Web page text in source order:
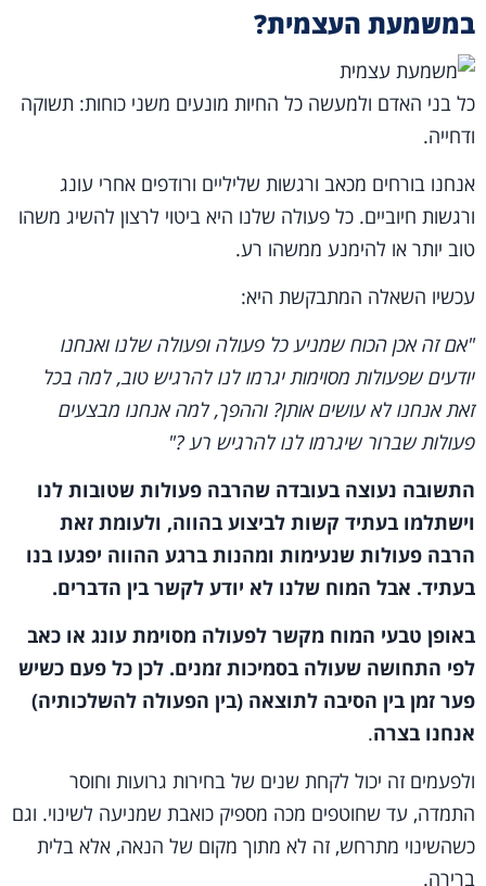
במשמעת העצמית?
כל בני האדם ולמעשה כל החיות מונעים משני כוחות: תשוקה
ודחייה.
אנחנו בורחים מכאב ורגשות שליליים ורודפים אחרי עונג
ורגשות חיוביים. כל פעולה שלנו היא ביטוי לרצון להשיג משהו
טוב יותר או להימנע ממשהו רע.
עכשיו השאלה המתבקשת היא:
"אם זה אכן הכוח שמניע כל פעולה ופעולה שלנו ואנחנו
יודעים שפעולות מסוימות יגרמו לנו להרגיש טוב, למה בכל
זאת אנחנו לא עושים אותן? וההפך, למה אנחנו מבצעים
פעולות שברור שיגרמו לנו להרגיש רע ?"
התשובה נעוצה בעובדה שהרבה פעולות שטובות לנו
וישתלמו בעתיד קשות לביצוע בהווה, ולעומת זאת
הרבה פעולות שנעימות ומהנות ברגע ההווה יפגעו בנו
בעתיד. אבל המוח שלנו לא יודע לקשר בין הדברים.
באופן טבעי המוח מקשר לפעולה מסוימת עונג או כאב
לפי התחושה שעולה בסמיכות זמנים. לכן כל פעם כשיש
פער זמן בין הסיבה לתוצאה (בין הפעולה להשלכותיה)
אנחנו בצרה.
ולפעמים זה יכול לקחת שנים של בחירות גרועות וחוסר
התמדה, עד שחוטפים מכה מספיק כואבת שמניעה לשינוי. וגם
כשהשינוי מתרחש, זה לא מתוך מקום של הנאה, אלא בלית
ברירה.